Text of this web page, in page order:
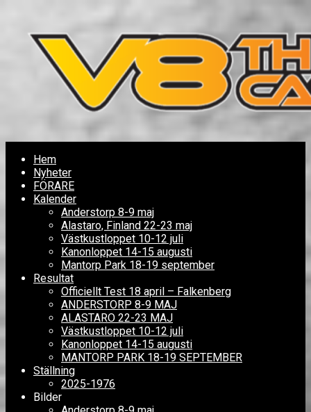
Hem
Nyheter
FÖRARE
Kalender
Anderstorp 8-9 maj
Alastaro, Finland 22-23 maj
Västkustloppet 10-12 juli
Kanonloppet 14-15 augusti
Mantorp Park 18-19 september
Resultat
Officiellt Test 18 april – Falkenberg
ANDERSTORP 8-9 MAJ
ALASTARO 22-23 MAJ
Västkustloppet 10-12 juli
Kanonloppet 14-15 augusti
MANTORP PARK 18-19 SEPTEMBER
Ställning
2025-1976
Bilder